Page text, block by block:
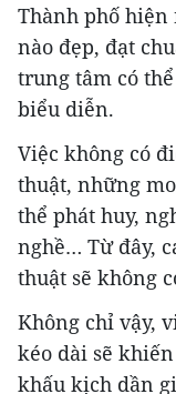
Thành phố hiện
nào đẹp, đạt
trung tâm có
biểu diễn.
Việc không có
thuật, những
thể phát huy,
nghề… Từ đây,
thuật sẽ không
Không chỉ vậy,
kéo dài sẽ
khấu kịch dần